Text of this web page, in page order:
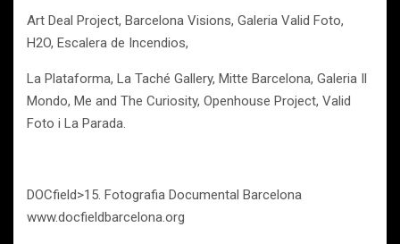
Art Deal Project, Barcelona Visions, Galeria Valid Foto,
H2O, Escalera de Incendios,
La Plataforma, La Taché Gallery, Mitte Barcelona, Galeria Il
Mondo, Me and The Curiosity, Openhouse Project, Valid
Foto i La Parada.
DOCfield>15. Fotografia Documental Barcelona
www.docfieldbarcelona.org